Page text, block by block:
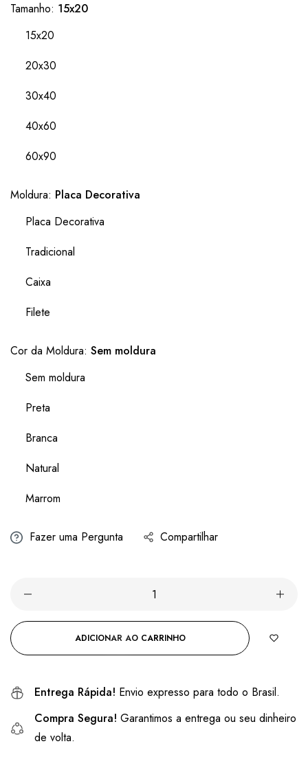
Tamanho: 15x20
15x20
20x30
30x40
40x60
60x90
Moldura: Placa Decorativa
Placa Decorativa
Tradicional
Caixa
Filete
Cor da Moldura: Sem moldura
Sem moldura
Preta
Branca
Natural
Marrom
Fazer uma Pergunta Compartilhar
ADICIONAR AO CARRINHO
Entrega Rápida! Envio expresso para todo o Brasil.
Compra Segura! Garantimos a entrega ou seu dinheiro
de volta.